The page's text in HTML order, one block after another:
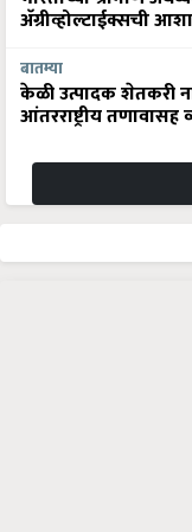
अ‍ॅग्रीव्होल्टाईक्सची आशा
बातम्या
केळी उत्पादक शेतकरी
आंतरराष्ट्रीय तणावासह